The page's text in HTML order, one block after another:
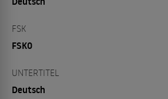
FSK
FSK0
UNTERTITEL
Deutsch